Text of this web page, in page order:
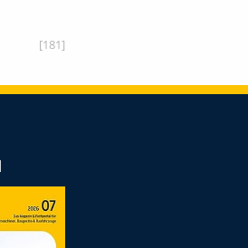
[181]